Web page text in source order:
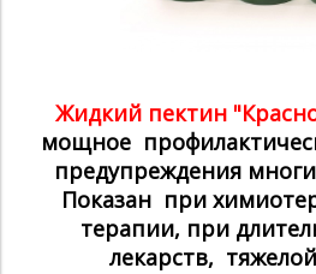
Жидкий пектин
мощное
предупреждения
Показан при
терапии, при
лекарств,